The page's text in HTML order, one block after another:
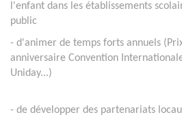
l'enfant dans les établissements
public
- d'animer de temps forts annuels
anniversaire Convention
Uniday...)
- de développer des partenariats